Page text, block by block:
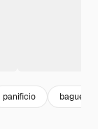
panificio baguette